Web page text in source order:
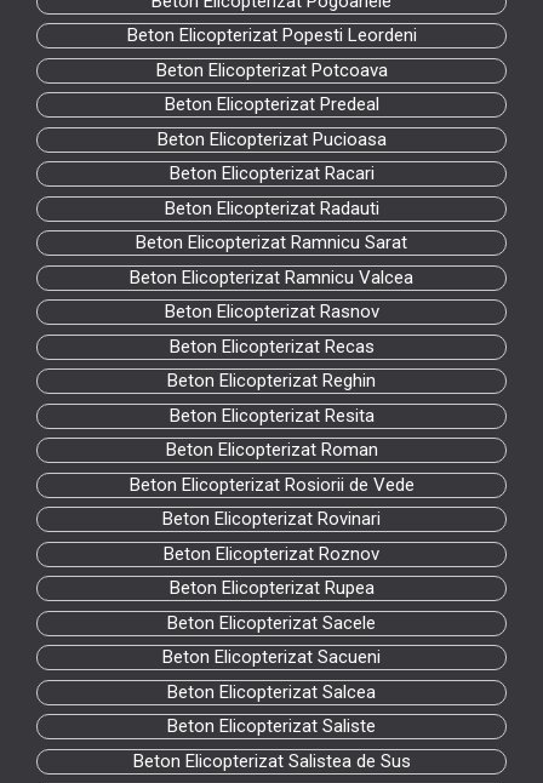
Beton Elicopterizat Popesti Leordeni
Beton Elicopterizat Potcoava
Beton Elicopterizat Predeal
Beton Elicopterizat Pucioasa
Beton Elicopterizat Racari
Beton Elicopterizat Radauti
Beton Elicopterizat Ramnicu Sarat
Beton Elicopterizat Ramnicu Valcea
Beton Elicopterizat Rasnov
Beton Elicopterizat Recas
Beton Elicopterizat Reghin
Beton Elicopterizat Resita
Beton Elicopterizat Roman
Beton Elicopterizat Rosiorii de Vede
Beton Elicopterizat Rovinari
Beton Elicopterizat Roznov
Beton Elicopterizat Rupea
Beton Elicopterizat Sacele
Beton Elicopterizat Sacueni
Beton Elicopterizat Salcea
Beton Elicopterizat Saliste
Beton Elicopterizat Salistea de Sus